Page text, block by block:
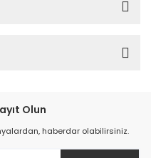
Olun
haberdar olabilirsiniz.